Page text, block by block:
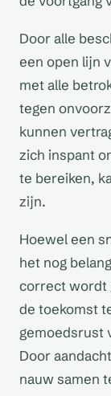
Door alle
een open lijn
met alle
tegen
kunnen
zich inspant
te bereiken,
zijn.
Hoewel een
het nog
correct wordt
de toekomst
gemoedsrust
Door
nauw samen